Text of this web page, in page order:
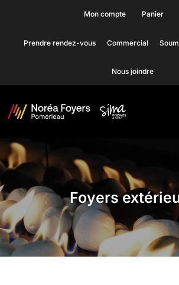
content
Mon compte Panier
Prendre rendez-vous Commercial
Nous joindre
Foyers